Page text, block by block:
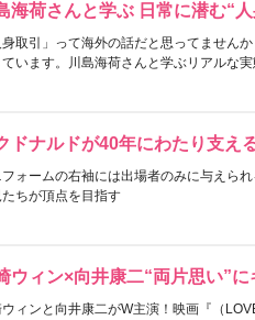
海荷さんと学ぶ 日常に潜む“
身取引」って海外の話だと思ってません
ています。川島海荷さんと学ぶリアルな
ドナルドが40年にわたり支え
ォームの右袖には出場者のみに与えら
ちが頂点を目指す
ウィン×向井康二“両片思い”
ィンと向井康二がW主演！映画『（